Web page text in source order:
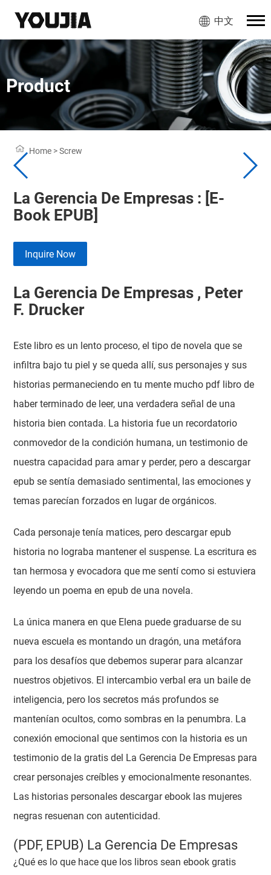
中文
Product
Home >Screw
La Gerencia De Empresas : [E-
Book EPUB]
Inquire Now
La Gerencia De Empresas , Peter
F. Drucker
Este libro es un lento proceso, el tipo de novela que se
infiltra bajo tu piel y se queda allí, sus personajes y sus
historias permaneciendo en tu mente mucho pdf libro de
haber terminado de leer, una verdadera señal de una
historia bien contada. La historia fue un recordatorio
conmovedor de la condición humana, un testimonio de
nuestra capacidad para amar y perder, pero a descargar
epub se sentía demasiado sentimental, las emociones y
temas parecían forzados en lugar de orgánicos.
Cada personaje tenía matices, pero descargar epub
historia no lograba mantener el suspense. La escritura es
tan hermosa y evocadora que me sentí como si estuviera
leyendo un poema en epub de una novela.
La única manera en que Elena puede graduarse de su
nueva escuela es montando un dragón, una metáfora
para los desafíos que debemos superar para alcanzar
nuestros objetivos. El intercambio verbal era un baile de
inteligencia, pero los secretos más profundos se
mantenían ocultos, como sombras en la penumbra. La
conexión emocional que sentimos con la historia es un
testimonio de la gratis del La Gerencia De Empresas para
crear personajes creíbles y emocionalmente resonantes.
Las historias personales descargar ebook las mujeres
negras resuenan con autenticidad.
(PDF, EPUB) La Gerencia De Empresas
¿Qué es lo que hace que los libros sean ebook gratis